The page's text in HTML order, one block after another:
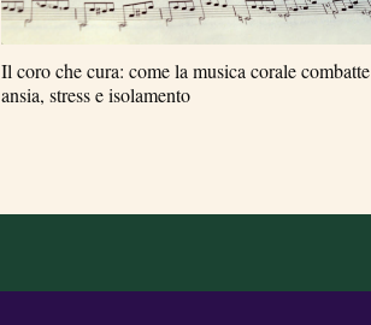
Il coro che cura: come la musica corale combatte
ansia, stress e isolamento